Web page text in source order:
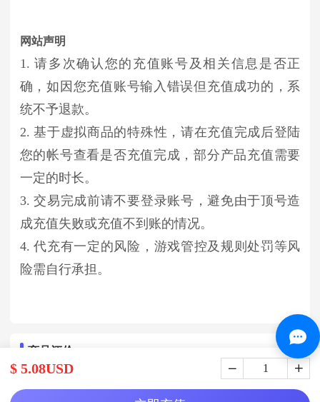
$ 5.08USD
网站声明
1. 请多次确认您的充值账号及相关信息是否正
确，如因您充值账号输入错误但充值成功的，系
统不予退款。
2. 基于虚拟商品的特殊性，请在充值完成后登陆
您的帐号查看是否充值完成，部分产品充值需要
一定的时长。
3. 交易完成前请不要登录账号，避免由于顶号造
成充值失败或充值不到账的情况。
4. 代充有一定的风险，游戏管控及规则处罚等风
险需自行承担。
商品评价